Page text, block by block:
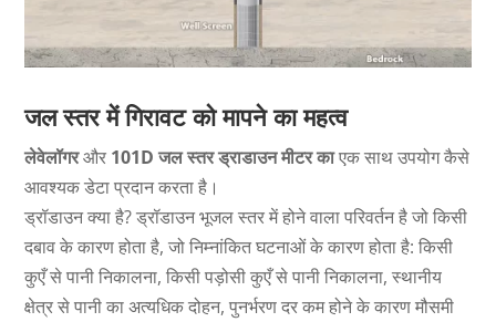
जल स्तर में गिरावट को मापने का महत्व
लेवेलॉगरऔर 101D जल स्तर ड्राडाउनमीटर काएक साथ उपयोग कैसे
आवश्यक डेटा प्रदान करता है।
ड्रॉडाउन क्या है? ड्रॉडाउन भूजल स्तर में होने वाला परिवर्तन है जो किसी
दबाव के कारण होता है, जो निम्नांकित घटनाओं के कारण होता है: किसी
कुएँ से पानी निकालना, किसी पड़ोसी कुएँ से पानी निकालना, स्थानीय
क्षेत्र से पानी का अत्यधिक दोहन, पुनर्भरण दर कम होने के कारण मौसमी